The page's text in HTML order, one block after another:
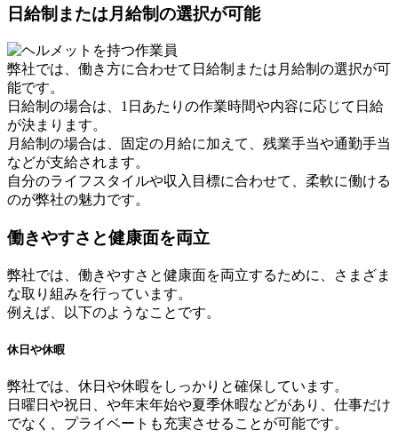
日給制または月給制の選択が可能
弊社では、働き方に合わせて日給制または月給制の選択が可
能です。
日給制の場合は、1日あたりの作業時間や内容に応じて日給
が決まります。
月給制の場合は、固定の月給に加えて、残業手当や通勤手当
などが支給されます。
自分のライフスタイルや収入目標に合わせて、柔軟に働ける
のが弊社の魅力です。
働きやすさと健康面を両立
弊社では、働きやすさと健康面を両立するために、さまざま
な取り組みを行っています。
例えば、以下のようなことです。
休日や休暇
弊社では、休日や休暇をしっかりと確保しています。
日曜日や祝日、や年末年始や夏季休暇などがあり、仕事だけ
でなく、プライベートも充実させることが可能です。